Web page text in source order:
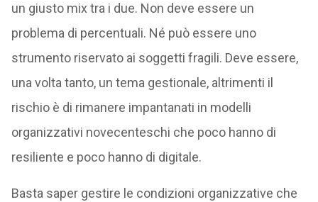
un giusto mix tra i due. Non deve essere un
problema di percentuali. Né può essere uno
strumento riservato ai soggetti fragili. Deve essere,
una volta tanto, un tema gestionale, altrimenti il
rischio è di rimanere impantanati in modelli
organizzativi novecenteschi che poco hanno di
resiliente e poco hanno di digitale.
Basta saper gestire le condizioni organizzative che